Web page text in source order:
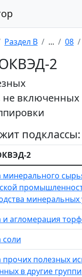
Раздел B ... 08
2
не включенных
подклассы:
2
агломерация
полезных
в другие